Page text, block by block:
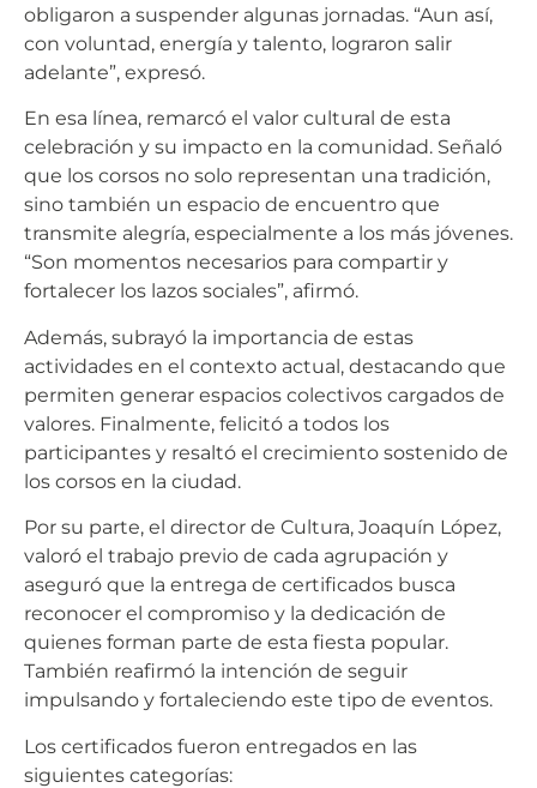
obligaron a suspender algunas jornadas. “Aun así,
con voluntad, energía y talento, lograron salir
adelante”, expresó.
En esa línea, remarcó el valor cultural de esta
celebración y su impacto en la comunidad. Señaló
que los corsos no solo representan una tradición,
sino también un espacio de encuentro que
transmite alegría, especialmente a los más jóvenes.
“Son momentos necesarios para compartir y
fortalecer los lazos sociales”, afirmó.
Además, subrayó la importancia de estas
actividades en el contexto actual, destacando que
permiten generar espacios colectivos cargados de
valores. Finalmente, felicitó a todos los
participantes y resaltó el crecimiento sostenido de
los corsos en la ciudad.
Por su parte, el director de Cultura, Joaquín López,
valoró el trabajo previo de cada agrupación y
aseguró que la entrega de certificados busca
reconocer el compromiso y la dedicación de
quienes forman parte de esta fiesta popular.
También reafirmó la intención de seguir
impulsando y fortaleciendo este tipo de eventos.
Los certificados fueron entregados en las
siguientes categorías: